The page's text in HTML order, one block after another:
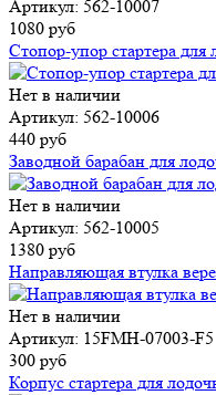
Артикул: 562-10007
1080 руб
Стопор-упор стартера для
Нет в наличии
Артикул: 562-10006
440 руб
Заводной барабан для
Нет в наличии
Артикул: 562-10005
1380 руб
Направляющая втулка
Нет в наличии
Артикул: 15FMH-07003-F5
300 руб
Корпус стартера для